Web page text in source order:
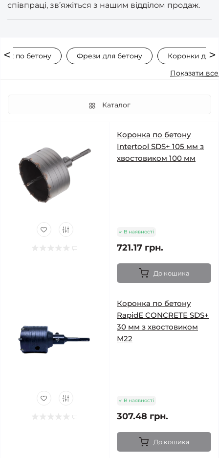
співпраці, зв’яжіться з нашим відділом продаж.
по бетону Фрези для бетону
Коронки для
Показати все
Каталог
Коронка по бетону
Intertool SDS+ 105 мм з
хвостовиком 100 мм
В наявності
721.17 грн.
До кошика
Коронка по бетону
RapidE CONCRETE SDS+
30 мм з хвостовиком
М22
В наявності
307.48 грн.
До кошика